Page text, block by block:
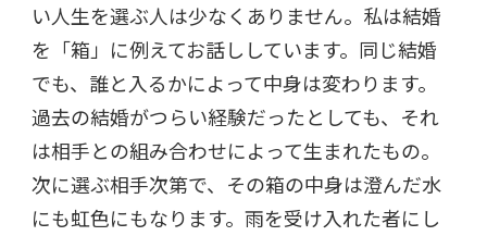
い人生を選ぶ人は少なくありません。私は結婚
を「箱」に例えてお話ししています。同じ結婚
でも、誰と入るかによって中身は変わります。
過去の結婚がつらい経験だったとしても、それ
は相手との組み合わせによって生まれたもの。
次に選ぶ相手次第で、その箱の中身は澄んだ水
にも虹色にもなります。雨を受け入れた者にし